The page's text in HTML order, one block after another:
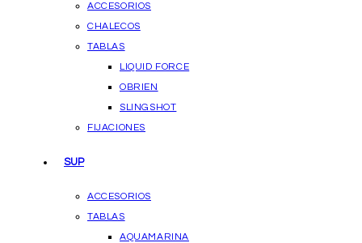
ACCESORIOS
CHALECOS
TABLAS
LIQUID FORCE
OBRIEN
SLINGSHOT
FIJACIONES
SUP
ACCESORIOS
TABLAS
AQUAMARINA